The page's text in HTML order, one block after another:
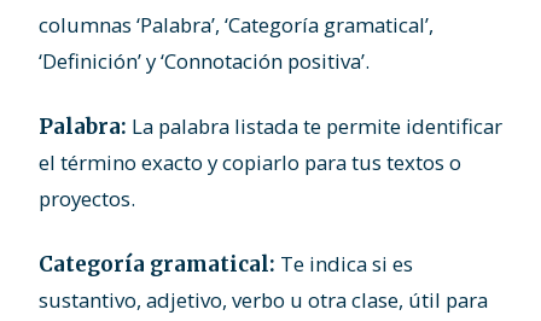
columnas ‘Palabra’, ‘Categoría gramatical’,
‘Definición’ y ‘Connotación positiva’.
Palabra: La palabra listada te permite identificar
el término exacto y copiarlo para tus textos o
proyectos.
Categoría gramatical: Te indica si es
sustantivo, adjetivo, verbo u otra clase, útil para